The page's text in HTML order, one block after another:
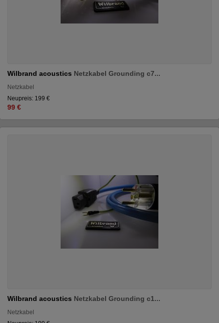
Wilbrand acoustics Netzkabel Grounding c7...
Netzkabel
Neupreis: 199 €
99 €
Wilbrand acoustics Netzkabel Grounding c1...
Netzkabel